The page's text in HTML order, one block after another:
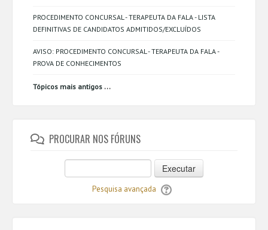
PROCEDIMENTO CONCURSAL - TERAPEUTA DA FALA - LISTA
DEFINITIVAS DE CANDIDATOS ADMITIDOS/EXCLUÍDOS
AVISO: PROCEDIMENTO CONCURSAL - TERAPEUTA DA FALA -
PROVA DE CONHECIMENTOS
Tópicos mais antigos ...
PROCURAR NOS FÓRUNS
Executar
Pesquisa avançada